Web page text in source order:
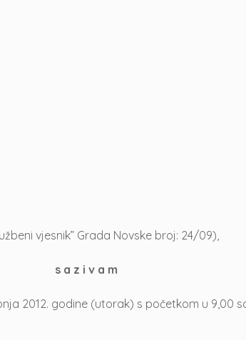
vjesnik” Grada Novske broj: 24/09),
s a z i v a m
2012. godine (utorak) s početkom u 9,00